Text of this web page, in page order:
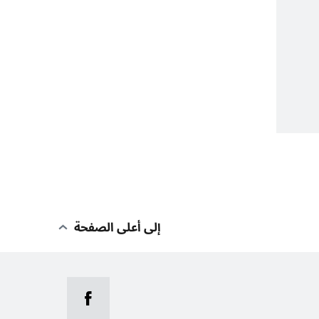
إلى أعلى الصفحة